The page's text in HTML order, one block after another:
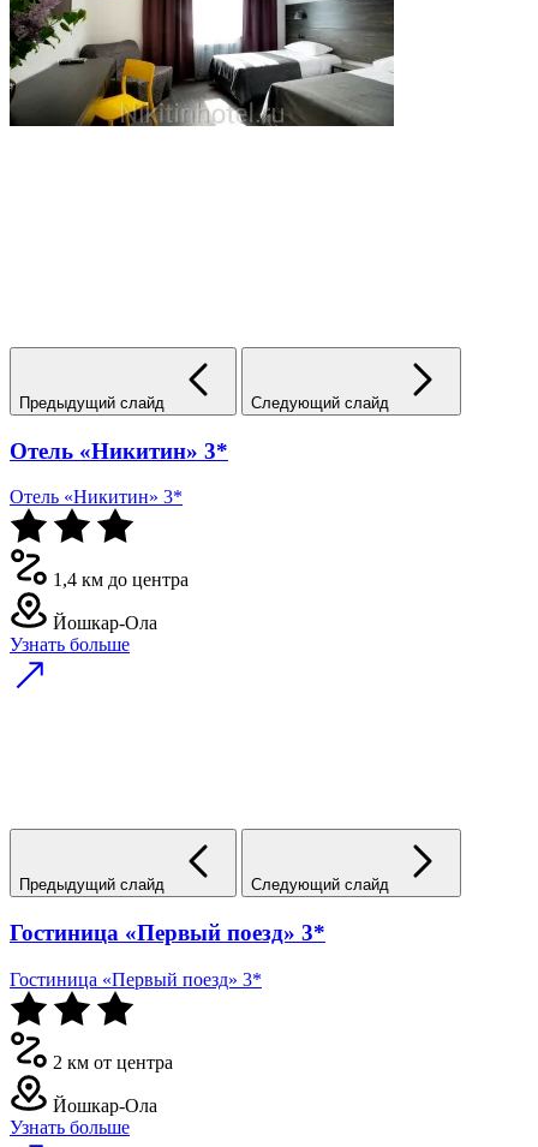
Предыдущий слайд Следующий слайд
Отель «Никитин» 3*
Отель «Никитин» 3*
1,4 км до центра
Йошкар-Ола
Узнать больше
Предыдущий слайд Следующий слайд
Гостиница «Первый поезд» 3*
Гостиница «Первый поезд» 3*
2 км от центра
Йошкар-Ола
Узнать больше